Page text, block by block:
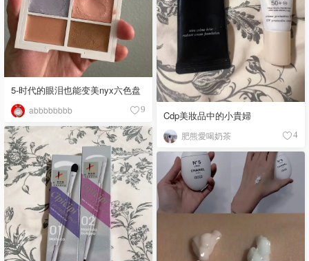
5-时代的眼泪也能变美nyx六色盘
abbbbbbbb 9 Cdp美妝品中的小貴婦
肥熊愛喝奶茶 4